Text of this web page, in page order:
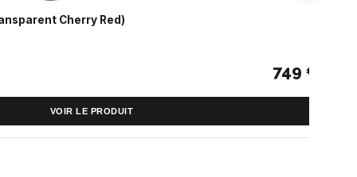
Cherry Red)
749 €
VOIR LE PRODUIT